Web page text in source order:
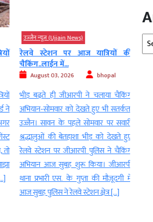
उज्‍जैन न्यूज़ (Ujjain News)
रेलवे स्टेशन पर आज यात्रियों की
चैकिंग..लाईन में...
August 03, 2026 bhopal
भीड़ बढ़ते ही जीआरपी ने चलाया चैकिंग
अभियान-सोमवार को देखते हुए भी सतर्कता
उज्जैन। सावन के पहले सोमवार पर सवारी
श्रद्धालुओं की बेतहाशा भीड़ को देखते हुए
रेलवे स्टेशन पर जीआरपी पुलिस ने चैकिंग
अभियान आज सुबह शुरू किया। जीआरपी
थाना प्रभारी एस. के गुप्ता की मौजूदगी में
आज सुबह पुलिस ने रेलवे स्टेशन क्षेत्र […]